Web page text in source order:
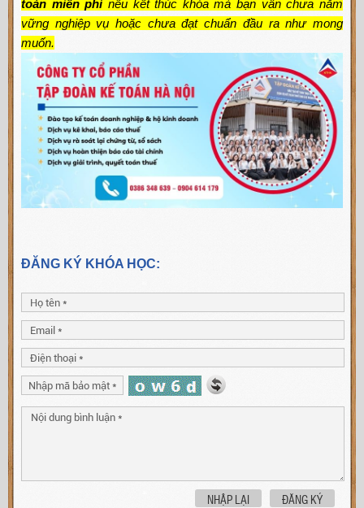
toàn miễn phí nếu kết thúc khóa mà bạn vẫn chưa nắm
vững nghiệp vụ hoặc chưa đạt chuẩn đầu ra như mong
muốn.
ĐĂNG KÝ KHÓA HỌC:
ĐĂNG KÝ
NHẬP LẠI